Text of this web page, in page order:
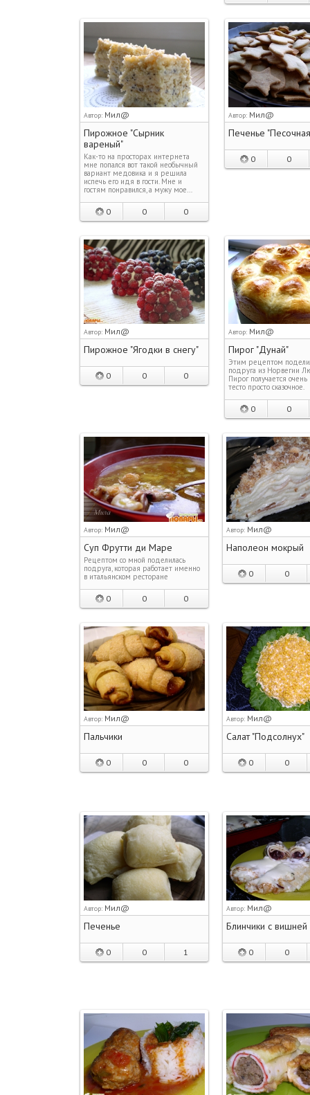
Автор: Мил@
Пирожное "Сырник
вареный"
Как-то на просторах интернета
мне попался вот такой необычный
вариант медовика и я решила
испечь его идя в гости. Мне и
гостям понравился, а мужу мое…
0 0 0
Автор: Мил@
Печенье
0 0
Автор: Мил@
Пирожное "Ягодки в снегу"
0 0 0
Автор: Мил@
Пирог "Дунай"
Этим рецептом
подруга из Норвегии
Пирог получается очень
тесто просто сказочное.
0 0
Автор: Мил@
Суп Фрутти ди Маре
Рецептом со мной поделилась
подруга, которая работает именно
в итальянском ресторане
0 0 0
Автор: Мил@
Наполеон мокрый
0 0
Автор: Мил@
Пальчики
0 0 0
Автор: Мил@
Салат "Подсолнух"
0 0
Автор: Мил@
Печенье
0 0 1
Автор: Мил@
Блинчики с вишней
0 0